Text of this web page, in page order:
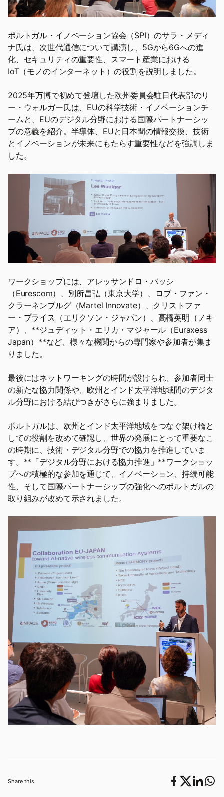
Share this
ポルトガル・イノベーション協会（SPI）のサラ・メディ
ナ氏は、次世代通信について講演し、5Gから6Gへの進
化、セキュリティの重要性、スマート産業における
IoT（モノのインターネット）の役割を説明しました。
2025年万博で初めて登壇した欧州委員会駐日代表部のリ
ー・ウォルガー氏は、EUの科学技術・イノベーションチ
ームと、EUのデジタル分野における国際パートナーシッ
プの意義を紹介。半導体、EUと日本間の情報交換、技術
とイノベーションが未来にもたらす重要性などを強調しま
した。
ワークショップには、アレッサンドロ・バッシ
（Eurescom）、別所昌弘（東京大学）、ロブ・ファン・
クラーネンブルグ（Martel Innovate）、クリストファ
ー・プライス（エリクソン・ジャパン）、高橋英明（ノキ
ア）、**ジュディット・エリカ・マジャール（Euraxess
Japan）**など、様々な機関からの専門家や参加者が集ま
りました。
最後にはネットワーキングの時間が設けられ、参加者同士
の新たな協力関係や、欧州とインド太平洋地域間のデジタ
ル分野における結びつきがさらに強まりました。
ポルトガルは、欧州とインド太平洋地域をつなぐ架け橋と
しての役割を改めて確認し、世界の発展にとって重要なこ
の時期に、技術・デジタル分野での協力を推進していま
す。**「デジタル分野における協力推進」**ワークショッ
プへの積極的な参加を通じて、イノベーション、持続可能
性、そして国際パートナーシップの強化へのポルトガルの
取り組みが改めて示されました。